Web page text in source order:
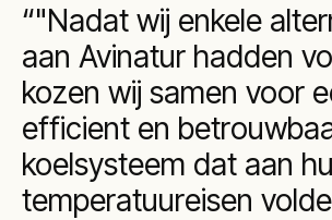
"Nadat wij enkele
aan Avinatur hadden
kozen wij samen voor
efficient en
koelsysteem dat aan
temperatuureisen